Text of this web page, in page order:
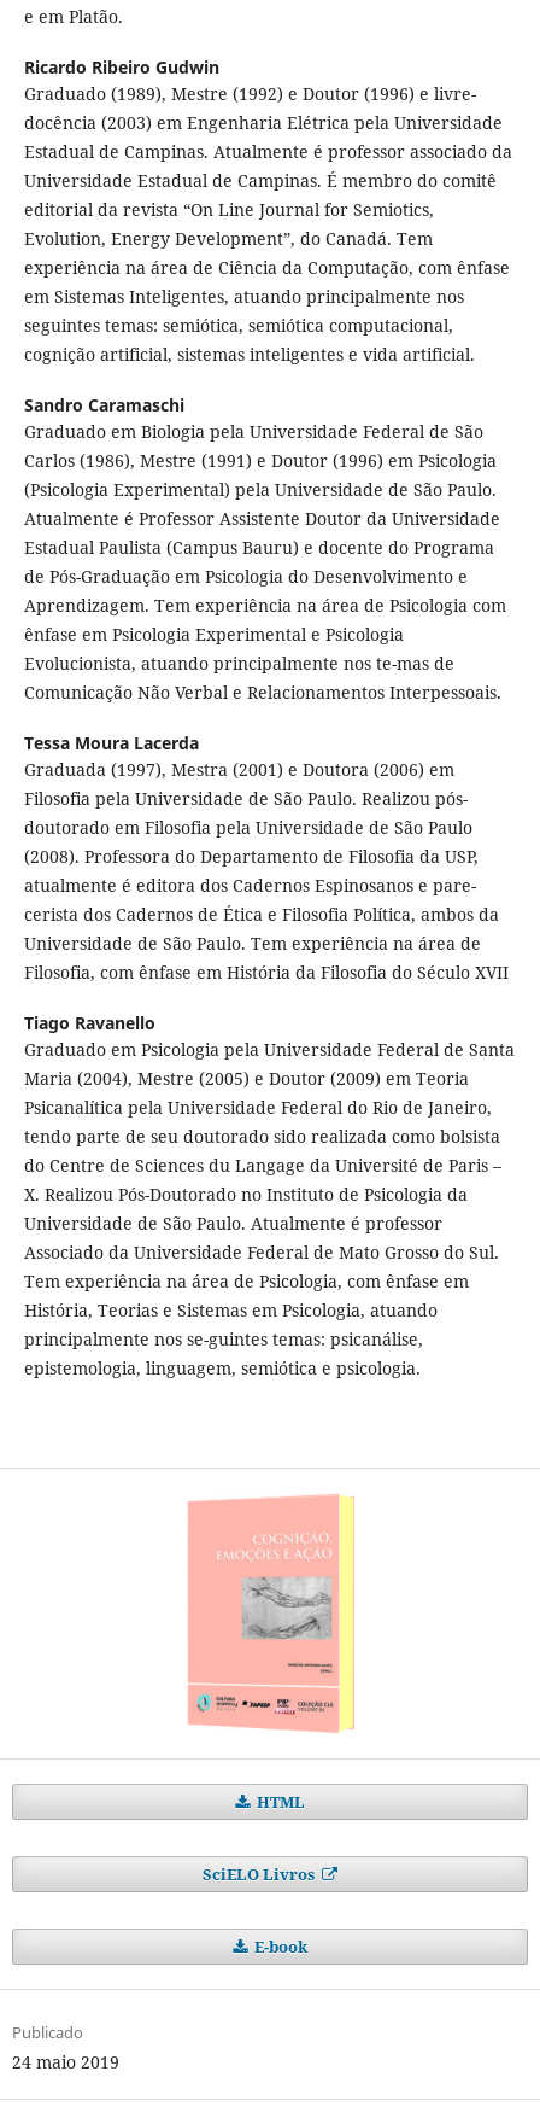
e em Platão.
Ricardo Ribeiro Gudwin
Graduado (1989), Mestre (1992) e Doutor (1996) e livre-
docência (2003) em Engenharia Elétrica pela Universidade
Estadual de Campinas. Atualmente é professor associado da
Universidade Estadual de Campinas. É membro do comitê
editorial da revista “On Line Journal for Semiotics,
Evolution, Energy Development”, do Canadá. Tem
experiência na área de Ciência da Computação, com ênfase
em Sistemas Inteligentes, atuando principalmente nos
seguintes temas: semiótica, semiótica computacional,
cognição artificial, sistemas inteligentes e vida artificial.
Sandro Caramaschi
Graduado em Biologia pela Universidade Federal de São
Carlos (1986), Mestre (1991) e Doutor (1996) em Psicologia
(Psicologia Experimental) pela Universidade de São Paulo.
Atualmente é Professor Assistente Doutor da Universidade
Estadual Paulista (Campus Bauru) e docente do Programa
de Pós-Graduação em Psicologia do Desenvolvimento e
Aprendizagem. Tem experiência na área de Psicologia com
ênfase em Psicologia Experimental e Psicologia
Evolucionista, atuando principalmente nos te-mas de
Comunicação Não Verbal e Relacionamentos Interpessoais.
Tessa Moura Lacerda
Graduada (1997), Mestra (2001) e Doutora (2006) em
Filosofia pela Universidade de São Paulo. Realizou pós-
doutorado em Filosofia pela Universidade de São Paulo
(2008). Professora do Departamento de Filosofia da USP,
atualmente é editora dos Cadernos Espinosanos e pare-
cerista dos Cadernos de Ética e Filosofia Política, ambos da
Universidade de São Paulo. Tem experiência na área de
Filosofia, com ênfase em História da Filosofia do Século XVII
Tiago Ravanello
Graduado em Psicologia pela Universidade Federal de Santa
Maria (2004), Mestre (2005) e Doutor (2009) em Teoria
Psicanalítica pela Universidade Federal do Rio de Janeiro,
tendo parte de seu doutorado sido realizada como bolsista
do Centre de Sciences du Langage da Université de Paris –
X. Realizou Pós-Doutorado no Instituto de Psicologia da
Universidade de São Paulo. Atualmente é professor
Associado da Universidade Federal de Mato Grosso do Sul.
Tem experiência na área de Psicologia, com ênfase em
História, Teorias e Sistemas em Psicologia, atuando
principalmente nos se-guintes temas: psicanálise,
epistemologia, linguagem, semiótica e psicologia.
HTML
SciELO Livros
E-book
Publicado
24 maio 2019